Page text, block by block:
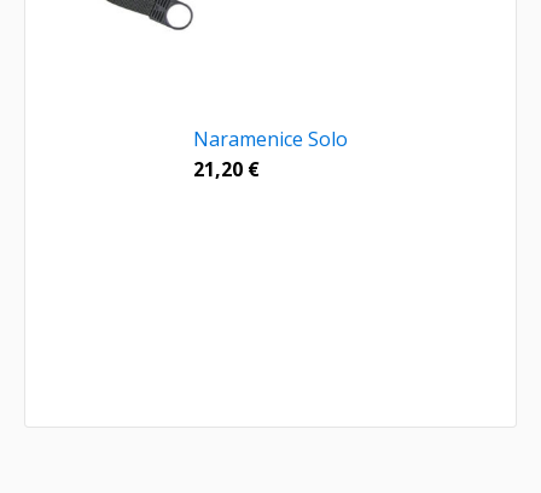
Naramenice Solo
21,20 €